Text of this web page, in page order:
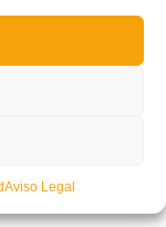
Aviso Legal